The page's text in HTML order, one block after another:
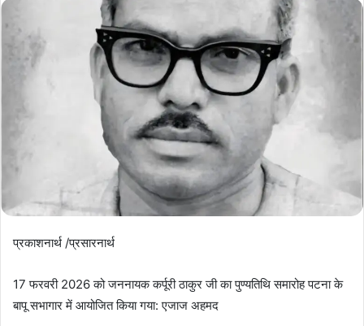
प्रकाशनार्थ /प्रसारनार्थ
17 फरवरी 2026 को जननायक कर्पूरी ठाकुर जी का पुण्यतिथि समारोह पटना के
बापू सभागार में आयोजित किया गया: एजाज अहमद